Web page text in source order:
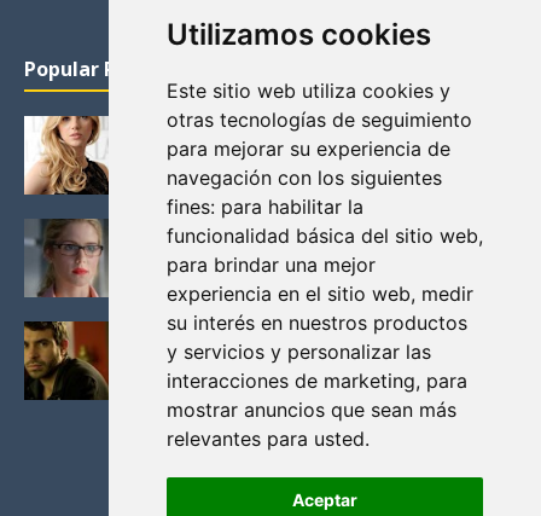
Utilizamos cookies
Este sitio web utiliza cookies y
otras tecnologías de seguimiento
para mejorar su experiencia de
navegación con los siguientes
fines: para habilitar la
funcionalidad básica del sitio web,
para brindar una mejor
experiencia en el sitio web, medir
su interés en nuestros productos
y servicios y personalizar las
interacciones de marketing, para
mostrar anuncios que sean más
relevantes para usted.
Aceptar
Popular Posts
KATHERYN WINNICK: LA ACTRIZ MAS GUAPA DE
VIKINGOS
Junio 14, 2013
FELICITY (EMILY BETT RICKARDS), LAS FOTOS
MAS BONITAS DE LA ALIADA DE ARROW
Noviembre 30, 2013
BLACK MIRROR: TODA TU HISTORIA. EPISODIO 3.
LA CRITICA
Mayo 17, 2012